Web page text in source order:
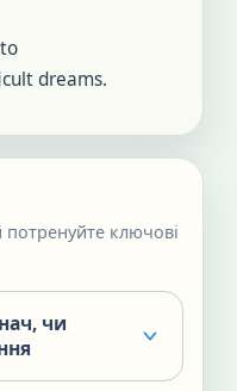
dreams.
потренуйте ключові
чи